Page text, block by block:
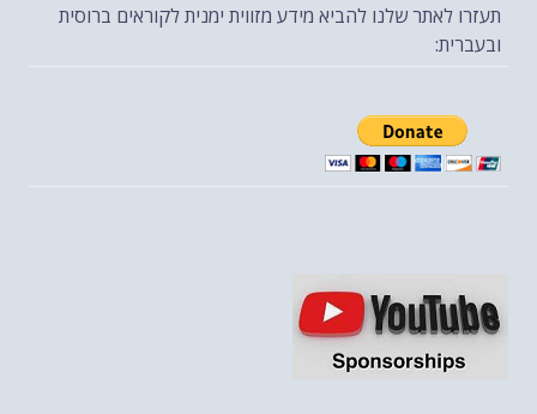
תעזרו לאתר שלנו להביא מידע מזווית ימנית לקוראים ברוסית
ובעברית: